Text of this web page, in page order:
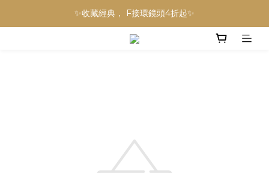
NINJA BLAST 果汁隨行杯 超優惠兩件組 只要$3,800‼️
✨收藏經典， F接環鏡頭4折起✨
加入會員贈$300購物金💰｜消費即享2%回饋 (部分商品不適用)